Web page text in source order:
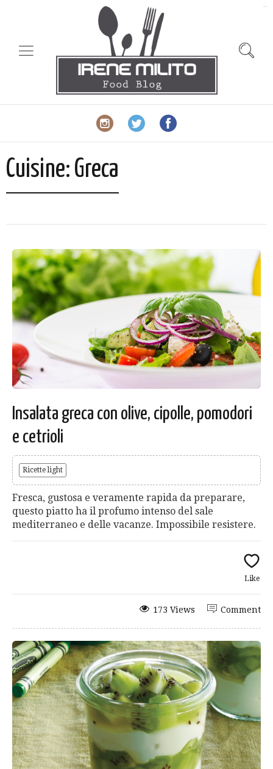
Cuisine: Greca
Insalata greca con olive, cipolle, pomodori
e cetrioli
Ricette light
Fresca, gustosa e veramente rapida da preparare,
questo piatto ha il profumo intenso del sale
mediterraneo e delle vacanze. Impossibile resistere.
Like
Comment
173 Views